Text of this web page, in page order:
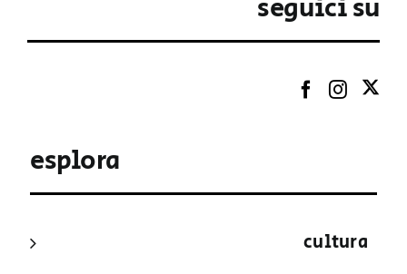
seguici su
esplora
cultura